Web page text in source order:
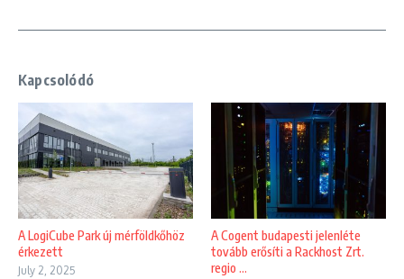
Kapcsolódó
A LogiCube Park új mérföldkőhöz
érkezett
July 2, 2025
A Cogent budapesti jelenléte
tovább erősíti a Rackhost Zrt.
regio ...